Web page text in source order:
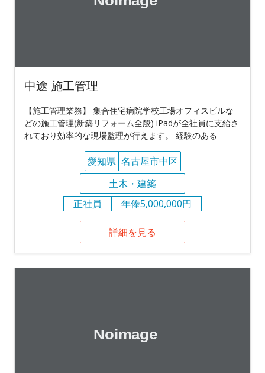
中途 施工管理
【施工管理業務】 集合住宅病院学校工場オフィスビルな
どの施工管理(新築リフォーム全般) iPadが全社員に支給さ
れており効率的な現場監理が行えます。 経験のある
愛知県 名古屋市中区
土木・建築
正社員
年俸5,000,000円
詳細を見る